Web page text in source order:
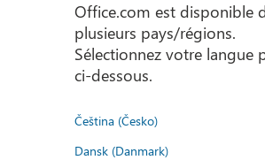
Office.com est disponible
plusieurs pays/régions.
Sélectionnez votre langue
ci-dessous.
Čeština (Česko)
Dansk (Danmark)